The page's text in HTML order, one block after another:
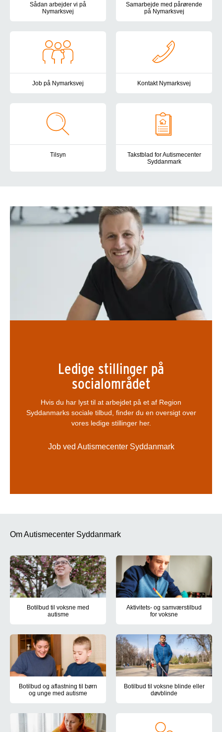
Sådan arbejder vi på
Nymarksvej
Samarbejde med pårørende
på Nymarksvej
Job på Nymarksvej Kontakt Nymarksvej
Tilsyn
Autismecenter Syddanmark er underlagt tilsyn fra flere
Takstblad for Autismecenter
Syddanmark
Ledige stillinger på
socialområdet
Hvis du har lyst til at arbejdet på et af Region
Syddanmarks sociale tilbud, finder du en oversigt over
vores ledige stillinger her.
Job ved Autismecenter Syddanmark
Om Autismecenter Syddanmark
Botilbud til voksne med
autisme
Aktivitets- og samværstilbud
for voksne
Botilbud og aflastning til børn
og unge med autisme
Botilbud til voksne blinde eller
døvblinde